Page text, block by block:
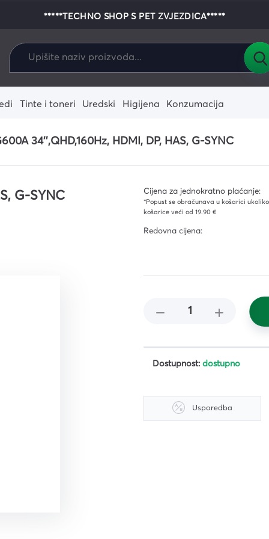
*****TECHNO SHOP S PET ZVJEZDICA*****
e-readeri Tableti
Dodaci za igrače
konzole
Igrače konzole
Fotoaparati
Tinte i toneri
Zamjenski riboni i vrpce Zamjenski
Uredski
Pisaći i crtaći pribor
ostalo
Higijena
i
Krpe i spužve Kolica i kante
Konzumacija
Pribor za jelo i piće
34'',QHD,160Hz, HDMI, DP, HAS, G-SYNC
G-SYNC Cijena za jednokratno plaćanje:
*Popust se obračunava u košarici ukoliko
košarice veći od 19.90 €
Redovna cijena:
Dostupnost: dostupno
Usporedba